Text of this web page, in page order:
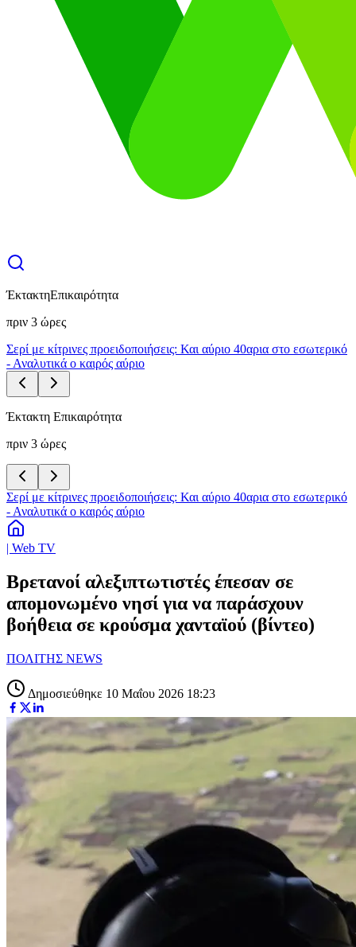
ΈκτακτηΕπικαιρότητα
πριν 3 ώρες
Σερί με κίτρινες προειδοποιήσεις: Και αύριο 40αρια στο εσωτερικό
- Αναλυτικά ο καιρός αύριο
Έκτακτη Επικαιρότητα
πριν 3 ώρες
Σερί με κίτρινες προειδοποιήσεις: Και αύριο 40αρια στο εσωτερικό
- Αναλυτικά ο καιρός αύριο
| Web TV
Βρετανοί αλεξιπτωτιστές έπεσαν σε
απομονωμένο νησί για να παράσχουν
βοήθεια σε κρούσμα χανταϊού (βίντεο)
ΠΟΛΙΤΗΣ NEWS
Δημοσιεύθηκε 10 Μαΐου 2026 18:23